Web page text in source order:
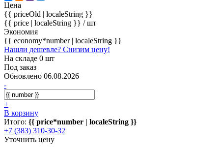
Цена
{{ priceOld | localeString }}
{{ price | localeString }} / шт
Экономия
{{ economy*number | localeString }}
Нашли дешевле? Снизим цену!
На складе 0 шт
Под заказ
Обновлено 06.08.2026
-
+
В корзину
Итого: {{ price*number | localeString }}
+7 (383) 310-30-32
Уточнить цену